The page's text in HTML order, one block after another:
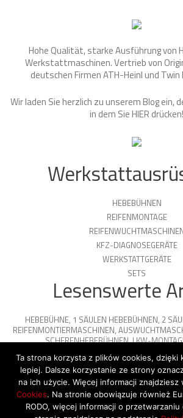
Hohe Qualität, starke Ausführung von
Werkstattmaschinen. Vertrieb von
deutschen Firmen ATH-Heinl und Twin
Wir laden Sie herzlich zu unserem Blog ein,
in dem SieHIER drücken!
HEBEBÜHNEN
REIFENMONTAGE
KFZ-DIAGNOSEGERÄTE
WERKSTATTGERÄTE
SETS
Lesenswerte
HEBEBÜHNE, 1 SÄULEN HEBEBÜHNEN, 2
REIFENMONTIERMASCHINEN,
SCHERENHEBEBÜHNEN,LKW-
PARKPLATTFORMEN
© 2026 Copyright by SiegStar.
reserved
Regulamin
Ta strona korzysta z plików cookies, dzięki
lepiej. Dalsze korzystanie ze strony
na ich użycie. Więcej informacji znajdziesz
Cookies. Na stronie obowiązuje również
RODO, więcej informacji o